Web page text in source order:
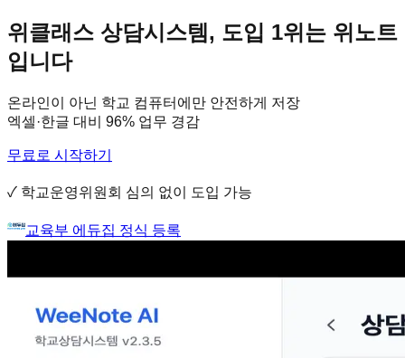
위클래스 상담시스템, 도입 1위는 위노트
입니다
온라인이 아닌 학교 컴퓨터에만 안전하게 저장
엑셀·한글 대비 96% 업무 경감
무료로 시작하기
✓ 학교운영위원회 심의 없이 도입 가능
교육부 에듀집 정식 등록